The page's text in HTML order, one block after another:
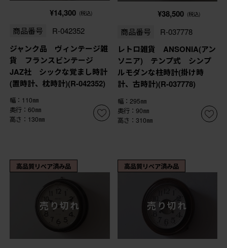
¥14,300 (税込)
商品番号 R-042352
ジャンク品 ヴィンテージ雑
貨 フランスビンテージ
JAZ社 シックな覚まし時計
(置時計、枕時計)(R-042352)
幅：110㎜
奥行：60㎜
高さ：130㎜
¥38,500 (税込)
商品番号 R-037778
レトロ雑貨 ANSONIA(アン
ソニア) テンプ式 シンプ
ルモダンな柱時計(掛け時
計、古時計)(R-037778)
幅：295㎜
奥行：90㎜
高さ：310㎜
高品質リペア済み品
売り切れ
高品質リペア済み品
売り切れ